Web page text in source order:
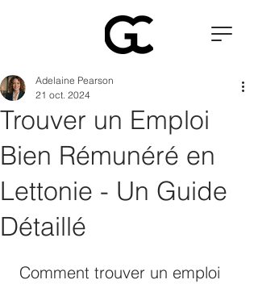
Trouver un Emploi
Bien Rémunéré en
Lettonie - Un Guide
Détaillé
Adelaine Pearson
21 oct. 2024